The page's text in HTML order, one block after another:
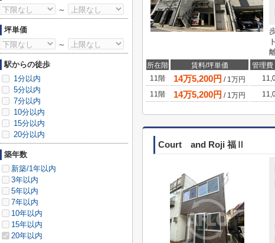
所在階 賃料/坪単価 管理費
11階
14万5,200円 / 1万円
11階
14万5,200円 / 1万円
Court and Roji 福Ⅱ
～
坪単価
～
駅からの徒歩
1分以内
5分以内
7分以内
10分以内
15分以内
20分以内
築年数
新築/1年以内
3年以内
5年以内
7年以内
10年以内
15年以内
20年以内